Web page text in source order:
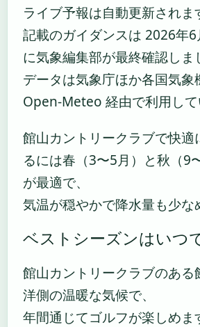
ライブ予報は自動更新されま
記載のガイダンスは 2026年6
に気象編集部が最終確認しま
データは気象庁ほか各国気象
Open-Meteo 経由で利用して
館山カントリークラブで快適
るには春（3〜5月）と秋（9
が最適で、
気温が穏やかで降水量も少な
ベストシーズンはいつ
館山カントリークラブのある
洋側の温暖な気候で、
年間通じてゴルフが楽しめま